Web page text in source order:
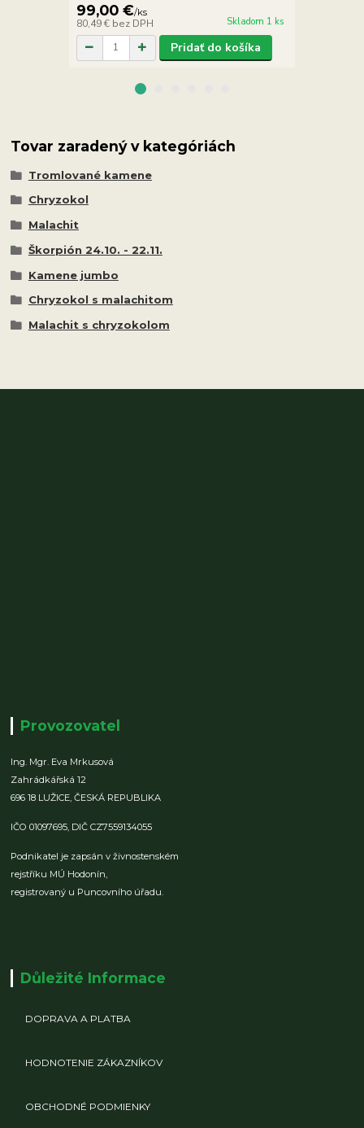
99,00 €/ks
80,49 € bez DPH Skladom 1 ks
Pridať do košíka
Tovar zaradený v kategóriách
Tromlované kamene
Chryzokol
Malachit
Škorpión 24.10. - 22.11.
Kamene jumbo
Chryzokol s malachitom
Malachit s chryzokolom
Provozovatel
Ing. Mgr. Eva Mrkusová
Zahrádkářská 12
696 18 LUŽICE,ČESKÁ REPUBLIKA
IČO 01097695, DIČ CZ7559134055
Podnikatel je zapsán v živnostenském
rejstříku MÚ Hodonín,
registrovaný u Puncovního úřadu.
Důležité Informace
DOPRAVA A PLATBA
HODNOTENIE ZÁKAZNÍKOV
OBCHODNÉ PODMIENKY